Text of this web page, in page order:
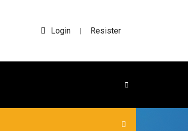
Login | Resister